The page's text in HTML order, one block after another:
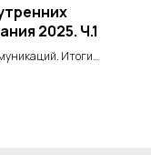
2025. Ч.1
Итоги